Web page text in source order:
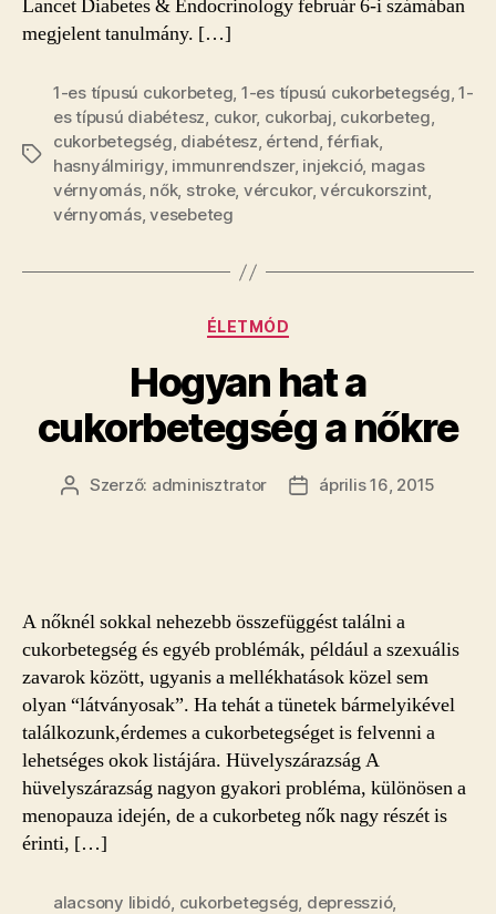
Lancet Diabetes & Endocrinology február 6-i számában
megjelent tanulmány. […]
Címkék
1-es típusú cukorbeteg, 1-es típusú cukorbetegség,1-
es típusú diabétesz, cukor, cukorbaj, cukorbeteg,
cukorbetegség, diabétesz, értend,férfiak,
hasnyálmirigy, immunrendszer, injekció, magas
vérnyomás, nők, stroke, vércukor,vércukorszint,
vérnyomás,vesebeteg
Kategóriák
ÉLETMÓD
Hogyan hat a
cukorbetegség a nőkre
Bejegyzés
Szerző: adminisztrator
Bejegyzés
április 16, 2015
A nőknél sokkal nehezebb összefüggést találni a
cukorbetegség és egyéb problémák, például a szexuális
zavarok között, ugyanis a mellékhatások közel sem
olyan “látványosak”. Ha tehát a tünetek bármelyikével
találkozunk,érdemes a cukorbetegséget is felvenni a
lehetséges okok listájára. Hüvelyszárazság A
hüvelyszárazság nagyon gyakori probléma, különösen a
menopauza idején, de a cukorbeteg nők nagy részét is
érinti, […]
alacsony libidó cukorbetegség depresszió,